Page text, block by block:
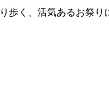
く、活気あるお祭り